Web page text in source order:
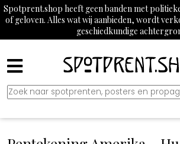
Spotprent.shop heeft geen banden met
of geloven. Alles wat wij aanbieden, wordt
geschiedkundige